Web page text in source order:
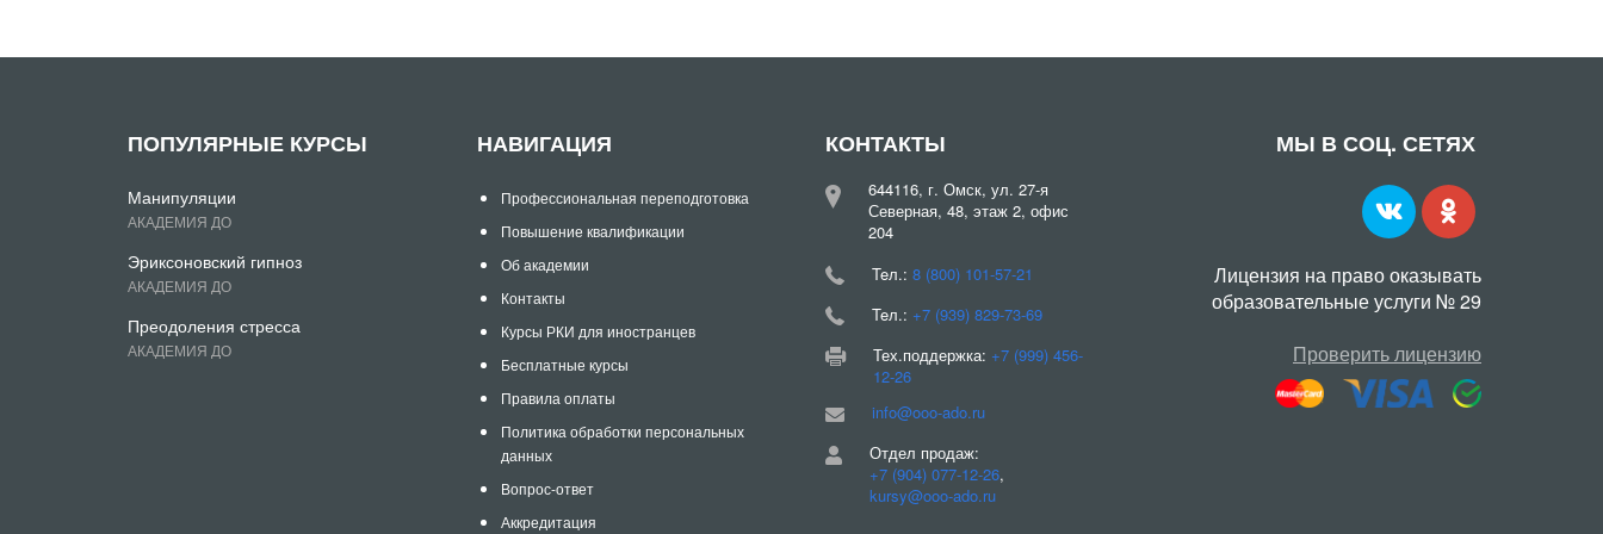
ПОПУЛЯРНЫЕ КУРСЫ
Манипуляции
АКАДЕМИЯ ДО
Эриксоновский гипноз
АКАДЕМИЯ ДО
Преодоления стресса
АКАДЕМИЯ ДО
НАВИГАЦИЯ
Профессиональная переподготовка
Повышение квалификации
Об академии
Контакты
Курсы РКИ для иностранцев
Бесплатные курсы
Правила оплаты
Политика обработки персональных
данных
Вопрос-ответ
Аккредитация
КОНТАКТЫ
644116, г. Омск, ул. 27-я
Северная, 48, этаж 2, офис
204
Teл.: 8 (800) 101-57-21
Teл.: +7 (939) 829-73-69
Тех.поддержка: +7 (999) 456-
12-26
info@ooo-ado.ru
Отдел продаж:
+7 (904) 077-12-26,
kursy@ooo-ado.ru
МЫ В СОЦ. СЕТЯХ
Лицензия на право оказывать
образовательные услуги № 29
Проверить лицензию